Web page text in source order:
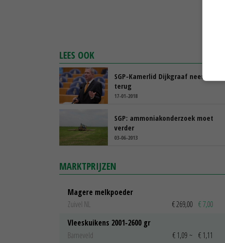
LEES OOK
SGP-Kamerlid Dijkgraaf neemt gas
terug
17-01-2018
SGP: ammoniakonderzoek moet
verder
03-06-2013
MARKTPRIJZEN
Magere melkpoeder
Zuivel NL
€ 269,00 € 7,00
Vleeskuikens 2001-2600 gr
Barneveld
€ 1,09 ~ € 1,11